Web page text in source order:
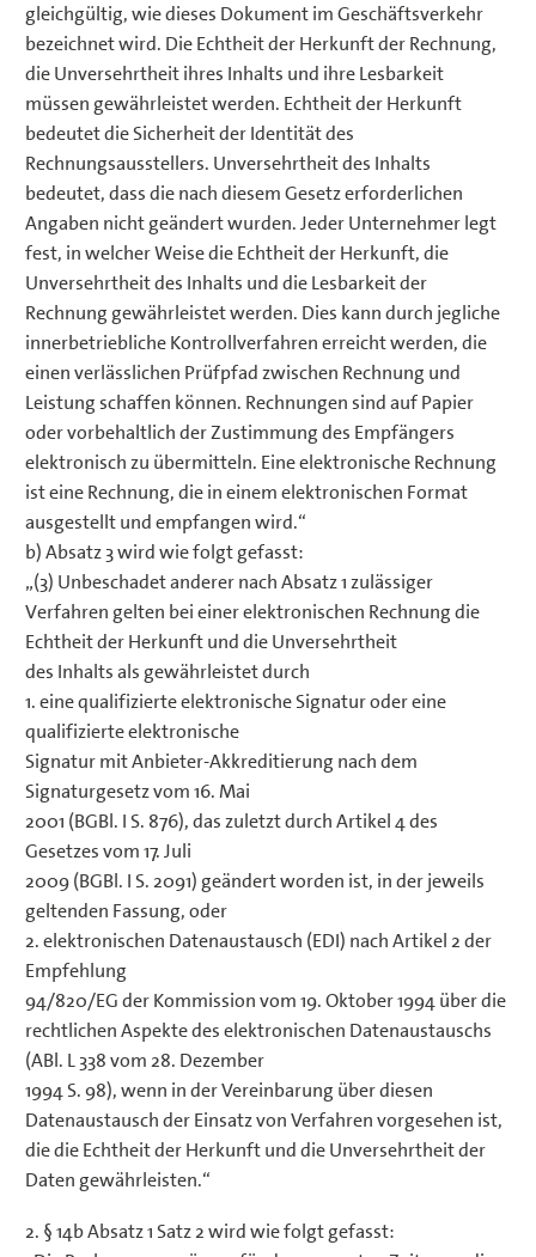
gleichgültig, wie dieses Dokument im Geschäftsverkehr
bezeichnet wird. Die Echtheit der Herkunft der Rechnung,
die Unversehrtheit ihres Inhalts und ihre Lesbarkeit
müssen gewährleistet werden. Echtheit der Herkunft
bedeutet die Sicherheit der Identität des
Rechnungsausstellers. Unversehrtheit des Inhalts
bedeutet, dass die nach diesem Gesetz erforderlichen
Angaben nicht geändert wurden. Jeder Unternehmer legt
fest, in welcher Weise die Echtheit der Herkunft, die
Unversehrtheit des Inhalts und die Lesbarkeit der
Rechnung gewährleistet werden. Dies kann durch jegliche
innerbetriebliche Kontrollverfahren erreicht werden, die
einen verlässlichen Prüfpfad zwischen Rechnung und
Leistung schaffen können. Rechnungen sind auf Papier
oder vorbehaltlich der Zustimmung des Empfängers
elektronisch zu übermitteln. Eine elektronische Rechnung
ist eine Rechnung, die in einem elektronischen Format
ausgestellt und empfangen wird.“
b) Absatz 3 wird wie folgt gefasst:
„(3) Unbeschadet anderer nach Absatz 1 zulässiger
Verfahren gelten bei einer elektronischen Rechnung die
Echtheit der Herkunft und die Unversehrtheit
des Inhalts als gewährleistet durch
1. eine qualifizierte elektronische Signatur oder eine
qualifizierte elektronische
Signatur mit Anbieter-Akkreditierung nach dem
Signaturgesetz vom 16. Mai
2001 (BGBl. I S. 876), das zuletzt durch Artikel 4 des
Gesetzes vom 17. Juli
2009 (BGBl. I S. 2091) geändert worden ist, in der jeweils
geltenden Fassung, oder
2. elektronischen Datenaustausch (EDI) nach Artikel 2 der
Empfehlung
94/820/EG der Kommission vom 19. Oktober 1994 über die
rechtlichen Aspekte des elektronischen Datenaustauschs
(ABl. L 338 vom 28. Dezember
1994 S. 98), wenn in der Vereinbarung über diesen
Datenaustausch der Einsatz von Verfahren vorgesehen ist,
die die Echtheit der Herkunft und die Unversehrtheit der
Daten gewährleisten.“
2. § 14b Absatz 1 Satz 2 wird wie folgt gefasst: